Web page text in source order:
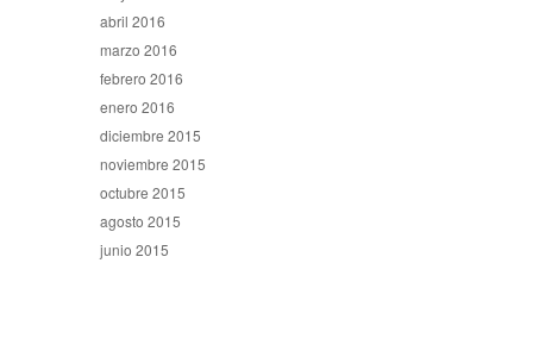
abril 2016
marzo 2016
febrero 2016
enero 2016
diciembre 2015
noviembre 2015
octubre 2015
agosto 2015
junio 2015